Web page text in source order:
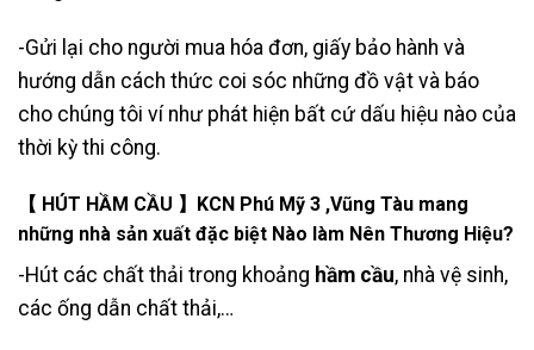
-Gửi lại cho người mua hóa đơn, giấy bảo hành và
hướng dẫn cách thức coi sóc những đồ vật và báo
cho chúng tôi ví như phát hiện bất cứ dấu hiệu nào của
thời kỳ thi công.
【 HÚT HẦM CẦU 】KCN Phú Mỹ 3 ,Vũng Tàu mang
những nhà sản xuất đặc biệt Nào làm Nên Thương Hiệu?
-Hút các chất thải trong khoảng hầm cầu, nhà vệ sinh,
các ống dẫn chất thải,…